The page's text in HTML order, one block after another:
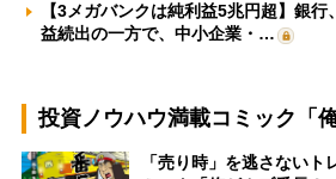
【3メガバンクは純利益5兆円超】銀
益続出の一方で、中小企業・…
投資ノウハウ満載コミック「
「売り時」を逃さない